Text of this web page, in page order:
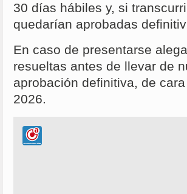
30 días hábiles y, si
quedarían aprobadas
En caso de presentarse
resueltas antes de llevar de
aprobación definitiva, de
2026.